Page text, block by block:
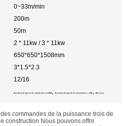
0~33m/min
200m
50m
2 * 11kw / 3 * 11kw
650*650*1508mm
3*1.5*2.3
12/16
Ascenseur de grue de la construction 2000KGS , Ascenseur de grue de la construction 3×11KW , SC200/200
commandes de la puissance trois de
construction Nous pouvons offrir